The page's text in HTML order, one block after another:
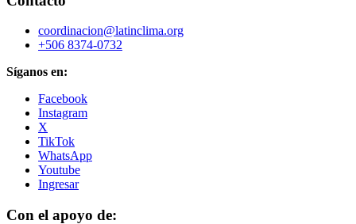
coordinacion@latinclima.org
+506 8374-0732
Síganos en:
Facebook
Instagram
X
TikTok
WhatsApp
Youtube
Ingresar
Con el apoyo de: